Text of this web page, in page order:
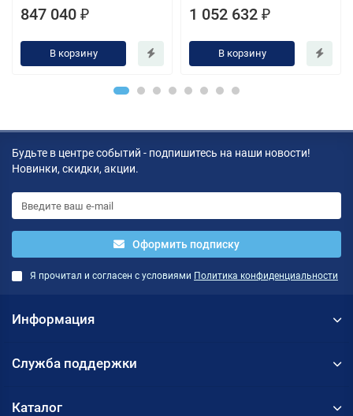
847 040 ₽
В корзину
1 052 632 ₽
В корзину
Будьте в центре событий - подпишитесь на наши новости!
Новинки, скидки, акции.
Оформить подписку
Я прочитал и согласен с условиями Политика конфиденциальности
Информация
Служба поддержки
Каталог